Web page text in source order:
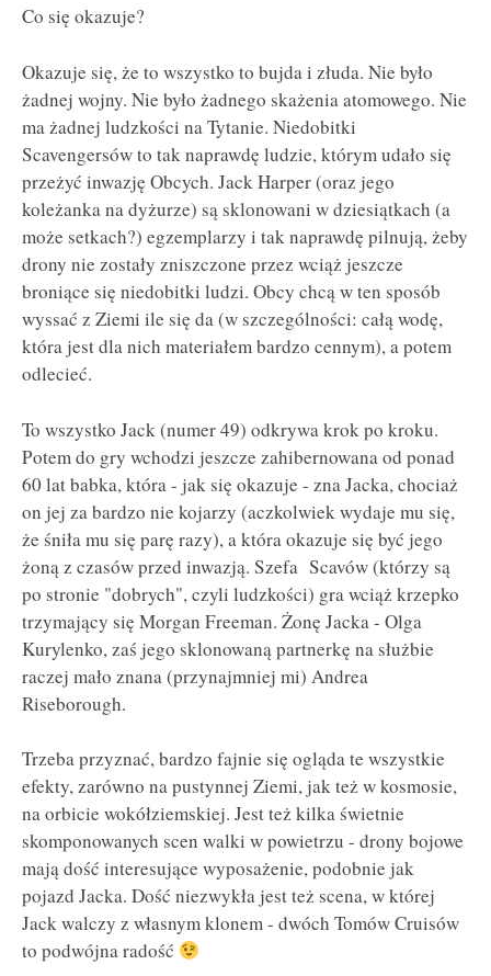
Co się okazuje?
Okazuje się, że to wszystko to bujda i złuda. Nie było
żadnej wojny. Nie było żadnego skażenia atomowego. Nie
ma żadnej ludzkości na Tytanie. Niedobitki
Scavengersów to tak naprawdę ludzie, którym udało się
przeżyć inwazję Obcych. Jack Harper (oraz jego
koleżanka na dyżurze) są sklonowani w dziesiątkach (a
może setkach?) egzemplarzy i tak naprawdę pilnują, żeby
drony nie zostały zniszczone przez wciąż jeszcze
broniące się niedobitki ludzi. Obcy chcą w ten sposób
wyssać z Ziemi ile się da (w szczególności: całą wodę,
która jest dla nich materiałem bardzo cennym), a potem
odlecieć.
To wszystko Jack (numer 49) odkrywa krok po kroku.
Potem do gry wchodzi jeszcze zahibernowana od ponad
60 lat babka, która - jak się okazuje - zna Jacka, chociaż
on jej za bardzo nie kojarzy (aczkolwiek wydaje mu się,
że śniła mu się parę razy), a która okazuje się być jego
żoną z czasów przed inwazją. Szefa Scavów (którzy są
po stronie "dobrych", czyli ludzkości) gra wciąż krzepko
trzymający się Morgan Freeman. Żonę Jacka - Olga
Kurylenko, zaś jego sklonowaną partnerkę na służbie
raczej mało znana (przynajmniej mi) Andrea
Riseborough.
Trzeba przyznać, bardzo fajnie się ogląda te wszystkie
efekty, zarówno na pustynnej Ziemi, jak też w kosmosie,
na orbicie wokółziemskiej. Jest też kilka świetnie
skomponowanych scen walki w powietrzu - drony bojowe
mają dość interesujące wyposażenie, podobnie jak
pojazd Jacka. Dość niezwykła jest też scena, w której
Jack walczy z własnym klonem - dwóch Tomów Cruisów
to podwójna radość